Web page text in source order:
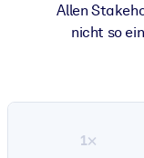
Ihrer KI-Systeme
Allen
nicht so
1×